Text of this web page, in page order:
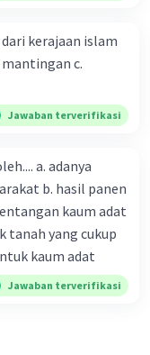
kerajaan islam
Jawaban terverifikasi
a. adanya
b. hasil panen
kaum adat
tanah yang cukup
kaum adat
Jawaban terverifikasi